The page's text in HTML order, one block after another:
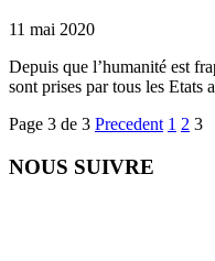
11 mai 2020
Depuis que l’humanité est
sont prises par tous les Etats
Page 3 de 3 Precedent 1 2 3
NOUS SUIVRE